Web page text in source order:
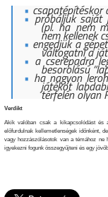
csapatépítéskor
próbáljuk saját
(pl. ha nem
nem kellenek
engedjük a
váltogatni a
a cserepadra
besorolású
ha nagyon
játékot
térfelén olyan
Verdikt
Akik valóban csak a kikapcsolódást és
előfurdulnak kellemetlenségek időnként,
vagy hozzászólásotok van a témához ne
igyekezni fogunk összegyűjteni és egy